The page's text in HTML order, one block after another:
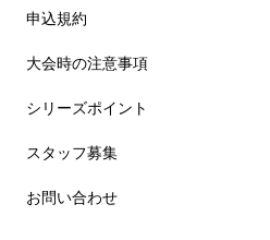
申込規約
大会時の注意事項
シリーズポイント
スタッフ募集
お問い合わせ